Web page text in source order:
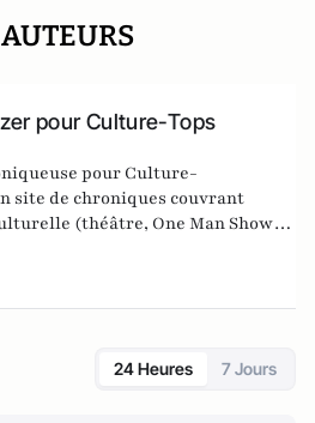
pour Culture-Tops
pour Culture-
site de chroniques couvrant
(théâtre, One Man Shows,
divers, cinéma, expos, livres,
24 Heures 7 Jours